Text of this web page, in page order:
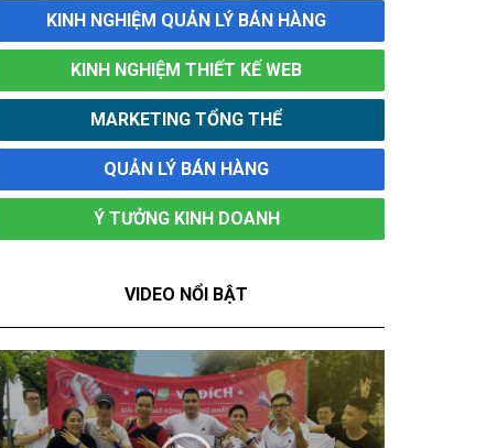
KINH NGHIỆM QUẢN LÝ BÁN HÀNG
KINH NGHIỆM THIẾT KẾ WEB
MARKETING TỔNG THỂ
QUẢN LÝ BÁN HÀNG
Ý TƯỞNG KINH DOANH
VIDEO NỔI BẬT